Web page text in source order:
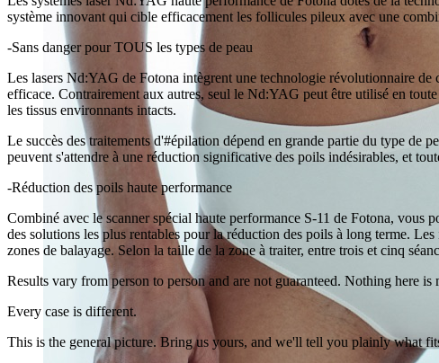
système innovant qui cible efficacement les follicules pileux avec une
-Sans danger pour TOUS les types de peau
Les lasers Nd:YAG de Fotona intègrent une technologie révolutionnaire
efficace. Contrairement aux autres, seul le Nd:YAG peut être utilisé en
les tissus environnants intacts.
Le succès des traitements d'#épilation dépend en grande partie du type de
peuvent s'attendre à une réduction significative des poils indésirables, et
-Réduction des poils haute performance
Combiné avec le scanner spécial haute performance S-11 de Fotona, vous
des solutions les plus rentables pour la réduction des poils à long terme.
zones de balayage. Selon la taille de la zone à traiter, entre trois et cinq
Results vary from person to person and are not guaranteed. Nothing here
Every case is different.
This is the general picture. Bring us yours, and we'll tell you plainly what